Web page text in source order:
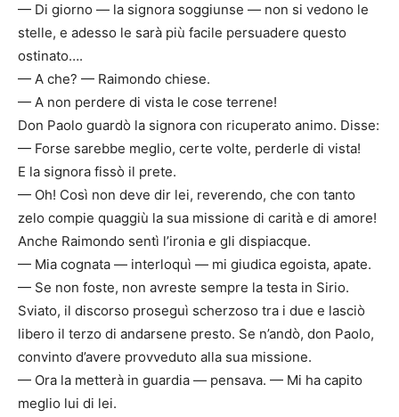
— Di giorno — la signora soggiunse — non si vedono le
stelle, e adesso le sarà più facile persuadere questo
ostinato….
— A che? — Raimondo chiese.
— A non perdere di vista le cose terrene!
Don Paolo guardò la signora con ricuperato animo. Disse:
— Forse sarebbe meglio, certe volte, perderle di vista!
E la signora fissò il prete.
— Oh! Così non deve dir lei, reverendo, che con tanto
zelo compie quaggiù la sua missione di carità e di amore!
Anche Raimondo sentì l’ironia e gli dispiacque.
— Mia cognata — interloquì — mi giudica egoista, apate.
— Se non foste, non avreste sempre la testa in Sirio.
Sviato, il discorso proseguì scherzoso tra i due e lasciò
libero il terzo di andarsene presto. Se n’andò, don Paolo,
convinto d’avere provveduto alla sua missione.
— Ora la metterà in guardia — pensava. — Mi ha capito
meglio lui di lei.